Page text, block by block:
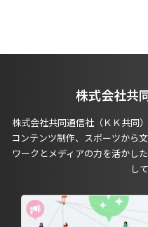
株式会社共
株式会社共同通信社（ＫＫ共同
コンテンツ制作、スポーツから
ワークとメディアの力を活かし
し